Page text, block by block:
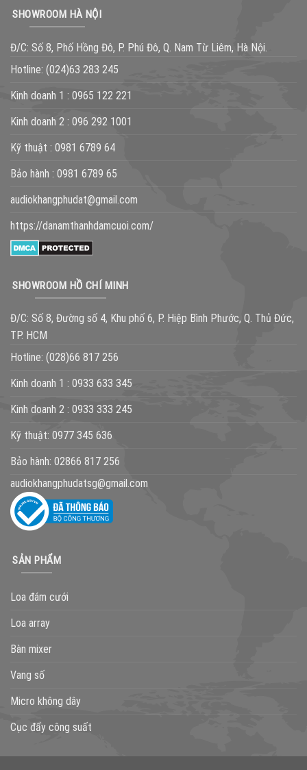
SHOWROOM HÀ NỘI
Đ/C: Số 8, Phố Hồng Đô, P. Phú Đô, Q. Nam Từ Liêm, Hà Nội.
Hotline: (024)63 283 245
Kinh doanh 1 : 0965 122 221
Kinh doanh 2 : 096 292 1001
Kỹ thuật : 0981 6789 64
Bảo hành : 0981 6789 65
audiokhangphudat@gmail.com
https://danamthanhdamcuoi.com/
SHOWROOM HỒ CHÍ MINH
Đ/C: Số 8, Đường số 4, Khu phố 6, P. Hiệp Bình Phước, Q. Thủ Đức,
TP. HCM
Hotline: (028)66 817 256
Kinh doanh 1 : 0933 633 345
Kinh doanh 2 : 0933 333 245
Kỹ thuật: 0977 345 636
Bảo hành: 02866 817 256
audiokhangphudatsg@gmail.com
SẢN PHẨM
Loa đám cưới
Loa array
Bàn mixer
Vang số
Micro không dây
Cục đẩy công suất